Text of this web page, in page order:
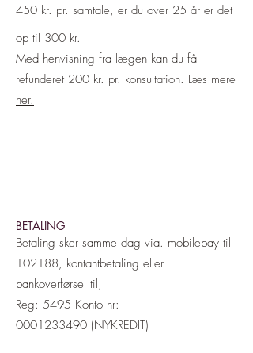
450 kr. pr. samtale, er du over 25 år er det
op til 300 kr.
Med henvisning fra lægen kan du få
refunderet 200 kr. pr. konsultation. Læs mere
her.
BETALING
Betaling sker samme dag via. mobilepay til
102188, kontantbetaling eller
bankoverførsel til,
Reg: 5495 Konto nr:
0001233490 (NYKREDIT)